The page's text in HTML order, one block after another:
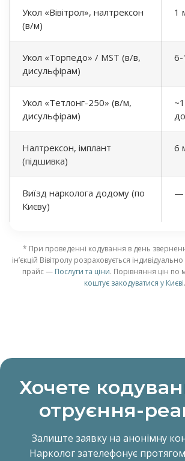
Укол «Вівітрол», налтрексон
(в/м)
1
Укол «Торпедо» / MST (в/в,
дисульфірам)
6-
Укол «Тетлонг-250» (в/м,
дисульфірам)
Налтрексон, імплант
(підшивка)
6
Виїзд нарколога додому (по
Києву)
—
* При проведенні кодування в день
інʼєкцій Вівітролу розраховується
прайс — Послуги та ціни. Порівняння цін по
коштує закодуватися у Києві.
Хочете
отруєння-
Залиште заявку на анонімну
Нарколог зателефонує